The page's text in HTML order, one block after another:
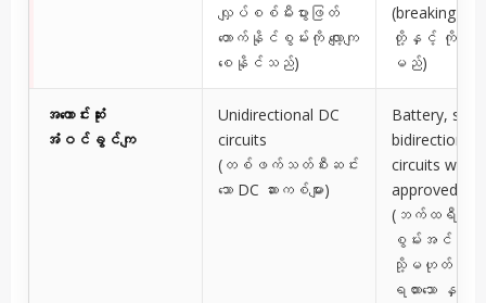
လျှပ်စစ်မီးပွားဖြတ်
တောက်နိုင်စွမ်းကို လျော့ကျ
စေနိုင်သည်)
(breaking
တို့နှင့် ကိုက်
မည်)
အကောင်းဆုံး
အံဝင်ခွင်ကျ
Unidirectional DC
circuits
(တစ်ဖက်သတ်စီးဆင်း
သော DC ဆားကစ်များ)
Battery,
bidirectional
circuits
approved
(ဘက်ထရီ၊
စွမ်းအင်သိုလှေ
သို့မဟုတ် ခွင့်
ရထားသော နှစ်